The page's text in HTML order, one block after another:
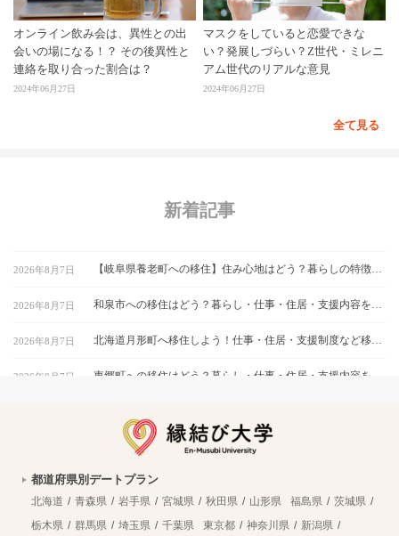
オンライン飲み会は、異性との出
会いの場になる！？ その後異性と
連絡を取り合った割合は？
2024年06月27日
マスクをしていると恋愛できな
い？発展しづらい？Z世代・ミレニ
アム世代のリアルな意見
2024年06月27日
全て見る
新着記事
2026年8月7日 【岐阜県養老町への移住】住み心地はどう？暮らしの特徴・仕事・支援情報
2026年8月7日 和泉市への移住はどう？暮らし・仕事・住居・支援内容を解説
2026年8月7日 北海道月形町へ移住しよう！仕事・住居・支援制度など移住に役立つ情報まとめ
2026年8月7日
2026年8月7日
2026年8月7日
都道府県別デートプラン
北海道 青森県 岩手県 宮城県 秋田県 山形県 福島県
茨城県
栃木県
群馬県 埼玉県 千葉県 東京都 神奈川県
新潟県